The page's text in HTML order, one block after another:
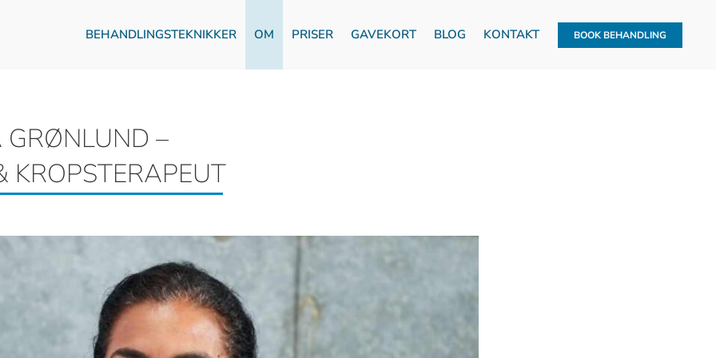
BEHANDLINGSTEKNIKKER OM PRISER GAVEKORT BLOG KONTAKT BOOK BEHANDLING
GRØNLUND –
KROPSTERAPEUT